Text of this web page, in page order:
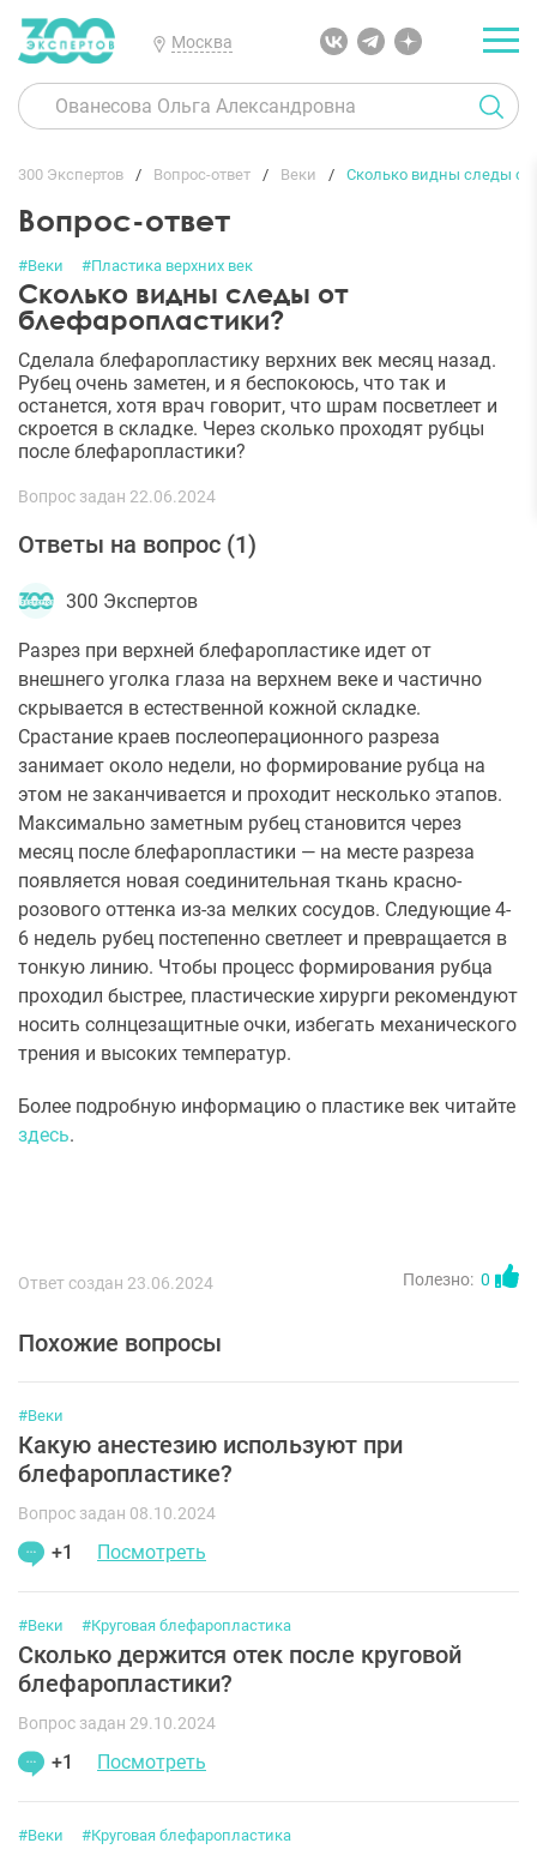
Москва
300 Экспертов Вопрос-ответ Веки Сколько видны следы от
Вопрос-ответ
#Веки #Пластика верхних век
Сколько видны следы от
блефаропластики?
Сделала блефаропластику верхних век месяц назад.
Рубец очень заметен, и я беспокоюсь, что так и
останется, хотя врач говорит, что шрам посветлеет и
скроется в складке. Через сколько проходят рубцы
после блефаропластики?
Вопрос задан 22.06.2024
Ответы на вопрос (1)
300 Экспертов
Разрез при верхней блефаропластике идет от
внешнего уголка глаза на верхнем веке и частично
скрывается в естественной кожной складке.
Срастание краев послеоперационного разреза
занимает около недели, но формирование рубца на
этом не заканчивается и проходит несколько этапов.
Максимально заметным рубец становится через
месяц после блефаропластики — на месте разреза
появляется новая соединительная ткань красно-
розового оттенка из-за мелких сосудов. Следующие 4-
6 недель рубец постепенно светлеет и превращается в
тонкую линию. Чтобы процесс формирования рубца
проходил быстрее, пластические хирурги рекомендуют
носить солнцезащитные очки, избегать механического
трения и высоких температур.
Более подробную информацию о пластике век читайте
здесь.
Ответ создан 23.06.2024 Полезно: 0
Похожие вопросы
#Веки
Какую анестезию используют при
блефаропластике?
Вопрос задан 08.10.2024
+1 Посмотреть
#Веки #Круговая блефаропластика
Сколько держится отек после круговой
блефаропластики?
Вопрос задан 29.10.2024
+1 Посмотреть
#Веки #Круговая блефаропластика